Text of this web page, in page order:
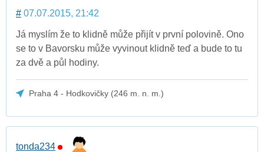
# 07.07.2015, 21:42
Já myslím že to klidně může přijít v první polovině. Ono
se to v Bavorsku může vyvinout klidně teď a bude to tu
za dvě a půl hodiny.
Praha 4 - Hodkovičky (246 m. n. m.)
tonda234